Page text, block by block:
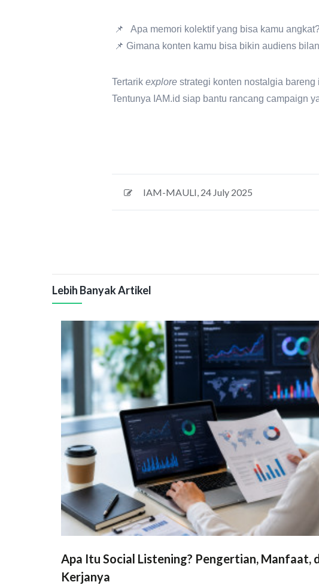
📌
Apa memori kolektif yang bisa kamu
📌 Gimana konten kamu bisa bikin audiens
Tertarik explore strategi konten nostalgia
Tentunya IAM.id siap bantu rancang campaign
IAM-MAULI, 24 July 2025
Lebih Banyak Artikel
Apa Itu Social Listening? Pengertian, Manfaat,
Kerjanya